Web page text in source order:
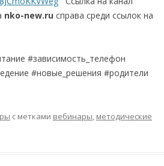
nko-new.ru справа среди ссылок на
#зависимость_телефон
#новые_решения #родители
с метками вебинары, методические